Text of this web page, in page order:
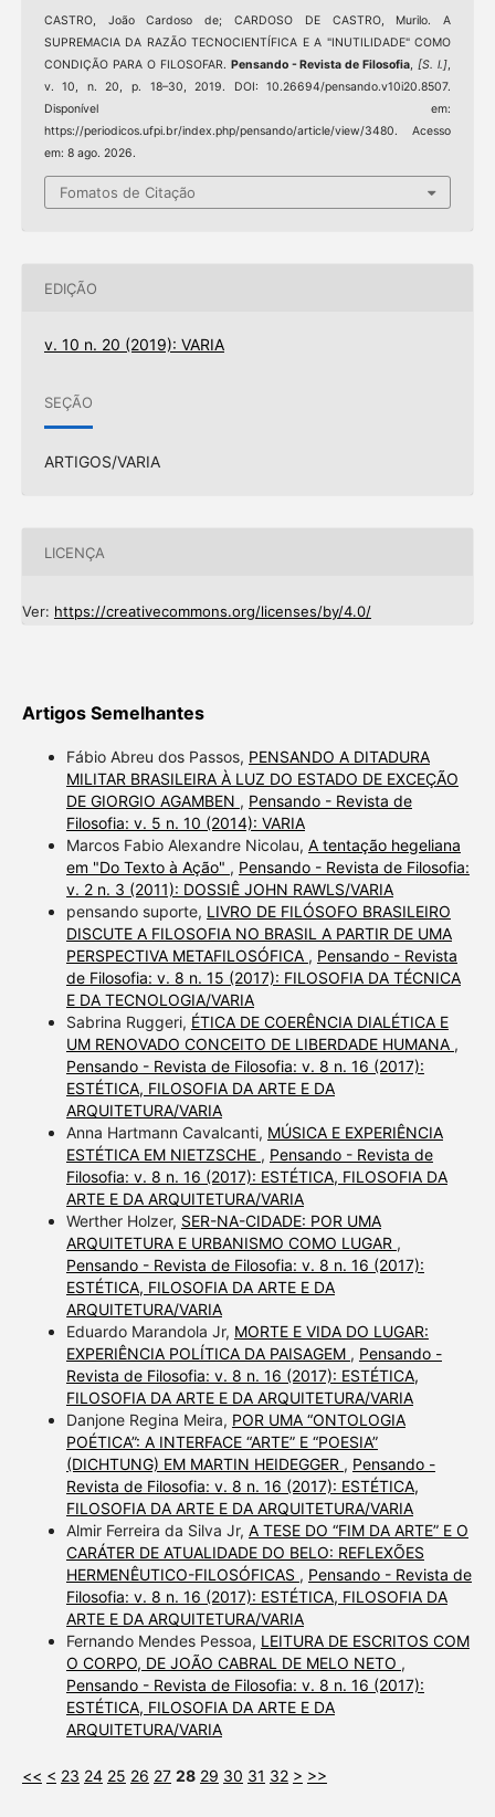
CASTRO, João Cardoso de; CARDOSO DE CASTRO, Murilo. A
SUPREMACIA DA RAZÃO TECNOCIENTÍFICA E A "INUTILIDADE" COMO
CONDIÇÃO PARA O FILOSOFAR. Pensando - Revista de Filosofia [S. l.]
v. 10, n. 20, p. 18–30, 2019. DOI: 10.26694/pensando.v10i20.8507.
Disponível em:
https://periodicos.ufpi.br/index.php/pensando/article/view/3480. Acesso
em: 8 ago. 2026.
Fomatos de Citação
EDIÇÃO
v. 10 n. 20 (2019): VARIA
SEÇÃO
ARTIGOS/VARIA
LICENÇA
Ver: https://creativecommons.org/licenses/by/4.0/
Artigos Semelhantes
Fábio Abreu dos Passos, PENSANDO A DITADURA
MILITAR BRASILEIRA À LUZ DO ESTADO DE EXCEÇÃO
DE GIORGIO AGAMBEN , Pensando - Revista de
Filosofia: v. 5 n. 10 (2014): VARIA
Marcos Fabio Alexandre Nicolau, A tentação hegeliana
em "Do Texto à Ação" , Pensando - Revista de Filosofia:
v. 2 n. 3 (2011): DOSSIÊ JOHN RAWLS/VARIA
pensando suporte, LIVRO DE FILÓSOFO BRASILEIRO
DISCUTE A FILOSOFIA NO BRASIL A PARTIR DE UMA
PERSPECTIVA METAFILOSÓFICA , Pensando - Revista
de Filosofia: v. 8 n. 15 (2017): FILOSOFIA DA TÉCNICA
E DA TECNOLOGIA/VARIA
Sabrina Ruggeri, ÉTICA DE COERÊNCIA DIALÉTICA E
UM RENOVADO CONCEITO DE LIBERDADE HUMANA ,
Pensando - Revista de Filosofia: v. 8 n. 16 (2017):
ESTÉTICA, FILOSOFIA DA ARTE E DA
ARQUITETURA/VARIA
Anna Hartmann Cavalcanti, MÚSICA E EXPERIÊNCIA
ESTÉTICA EM NIETZSCHE , Pensando - Revista de
Filosofia: v. 8 n. 16 (2017): ESTÉTICA, FILOSOFIA DA
ARTE E DA ARQUITETURA/VARIA
Werther Holzer, SER-NA-CIDADE: POR UMA
ARQUITETURA E URBANISMO COMO LUGAR ,
Pensando - Revista de Filosofia: v. 8 n. 16 (2017):
ESTÉTICA, FILOSOFIA DA ARTE E DA
ARQUITETURA/VARIA
Eduardo Marandola Jr, MORTE E VIDA DO LUGAR:
EXPERIÊNCIA POLÍTICA DA PAISAGEM , Pensando -
Revista de Filosofia: v. 8 n. 16 (2017): ESTÉTICA,
FILOSOFIA DA ARTE E DA ARQUITETURA/VARIA
Danjone Regina Meira, POR UMA “ONTOLOGIA
POÉTICA”: A INTERFACE “ARTE” E “POESIA”
(DICHTUNG) EM MARTIN HEIDEGGER , Pensando -
Revista de Filosofia: v. 8 n. 16 (2017): ESTÉTICA,
FILOSOFIA DA ARTE E DA ARQUITETURA/VARIA
Almir Ferreira da Silva Jr, A TESE DO “FIM DA ARTE” E O
CARÁTER DE ATUALIDADE DO BELO: REFLEXÕES
HERMENÊUTICO-FILOSÓFICAS , Pensando - Revista de
Filosofia: v. 8 n. 16 (2017): ESTÉTICA, FILOSOFIA DA
ARTE E DA ARQUITETURA/VARIA
Fernando Mendes Pessoa, LEITURA DE ESCRITOS COM
O CORPO, DE JOÃO CABRAL DE MELO NETO ,
Pensando - Revista de Filosofia: v. 8 n. 16 (2017):
ESTÉTICA, FILOSOFIA DA ARTE E DA
ARQUITETURA/VARIA
<< < 23 24 25 26 27 28 29 30 31 32 > >>